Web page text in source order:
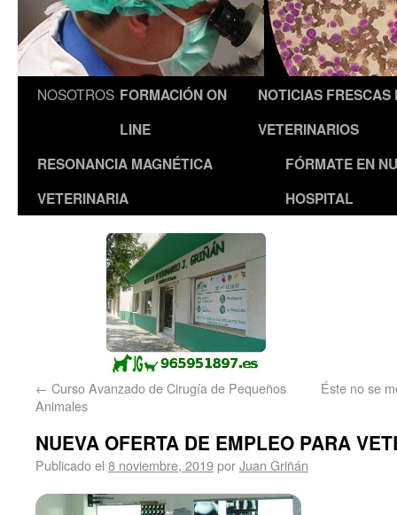
NOSOTROS FORMACIÓN ON
LINE
NOTICIAS FRESCAS
VETERINARIOS
RESONANCIA MAGNÉTICA
VETERINARIA
FÓRMATE EN
HOSPITAL
← Curso Avanzado de Cirugía de Pequeños
Animales
Éste no se
NUEVA OFERTA DE EMPLEO PARA
Publicado el 8 noviembre, 2019porJuan Griñán